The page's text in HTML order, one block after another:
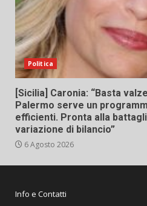
Politica
[Sicilia] Caronia: “Basta
Palermo serve un
efficienti. Pronta alla
variazione di bilancio”
6 Agosto 2026
Info e Contatti